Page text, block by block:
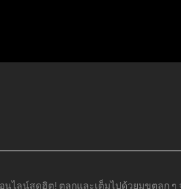
ไลน์สุดฮิต! ตลกและเต็มไปด้วยมุขตลก